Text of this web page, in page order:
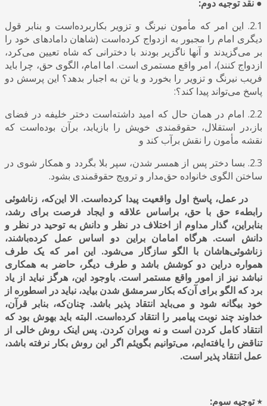
● نقد توجیه دوم:
2.1. این امر که مأمون نیرنگ و تزویر بکاربرده‌است و بنابر قول
دیگری امام را مجبور به ازدواج کرده‌است (شاهان دامادهای خود را
بر می‌گزیدند و آنها ناگزیر بودند با دخترانی که شاه تعیین می‌کرد،
ازدواج کنند)، امر واقع مستمری است. اما امام، الگوی حق، چرا باید
فریب نیرنگ و تزویر را بخورد و یا تن به اجبار بدهد؟ این پرسش دو
پاسخ می‌تواند پیدا کند؟:
2.2. امام در همان حال که امید داشته‌است دختر خلیفه در فضای
باز ،در استقلال، حقوقمندی خویش را بازیابد، برآن بوده‌است که
نقشه مأمون را نقش برآب کند و
2.3. بسا دختر پس از همسر شدن، سپر بلا بگردد و همکار شوی در
ساختن الگوی خانواده حق‌مدار و ترویج حقوقمندی بشود.
در عمل، پاسخ اول واقعیت پیدا کرده‌است. الا این‌که، زناشوئی
رابطه‌ء حق با حق، براساس علاقه و ایجاد فرصت برای رشد،
بنابراین، گذار مداوم از اختلاف در نظر و دانش به توحید در نظر و
دانش است. هرگاه امامان براین دو اساس عمل کرده‌باشند،
زناشوئی‌هاشان با الگو سازگار می‌شود. این امر که یک طرف
همواره دراین دو کوشش باشد و طرف دیگر، حاضر به همکاری
نباشد نیز از امور واقع مستمر است. باوجود این، هرگز نباید از یاد
برد که الگو برای آن‌که بکار سرمشق شدن بیاید، نباید در اسطوره از
خود بیگانه شود و می‌باید انتقاد پذیر باشد. چنان‌که، بنابر قرآن،
خداوند چند نوبت پیامبر را انتقاد کرده‌است. البته باید بهوش بود که
انتقاد کامل کردن است و نه ویران کردن. پس اینک روش خالی از
تناقض را یافته‌ایم، می‌توانیم بگویئم اگر این روش بکار نرفته باشد،
عمل انتقاد پذیر است.
٭ توجیه سوم: